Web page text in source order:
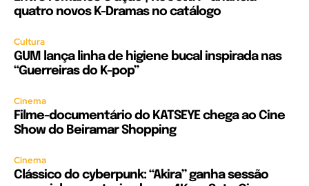
quatro novos K-Dramas no catálogo
Cultura
GUM lança linha de higiene bucal inspirada nas
“Guerreiras do K-pop”
Cinema
Filme-documentário do KATSEYE chega ao Cine
Show do Beiramar Shopping
Cinema
Clássico do cyberpunk: “Akira” ganha sessão